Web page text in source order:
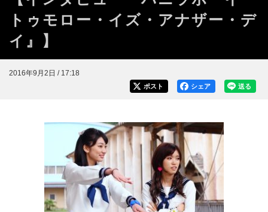
トゥモロー・イズ・アナザー・デ
イ』】
2016年9月2日 / 17:18
送る
シェア
ポスト